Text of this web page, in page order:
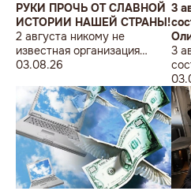
РУКИ ПРОЧЬ ОТ СЛАВНОЙ
ИСТОРИИ НАШЕЙ СТРАНЫ!
2 августа никому не
известная организация
«Лига бессарабских
Кишиневе малочисленную
акцию «В Европейский Союз
без советских памятников».
03.08.26
3
3